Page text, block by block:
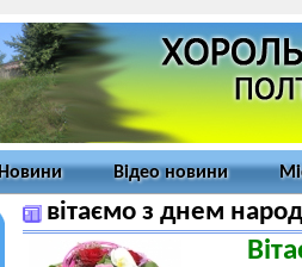
Новини Відео новини
вітаємо з днем